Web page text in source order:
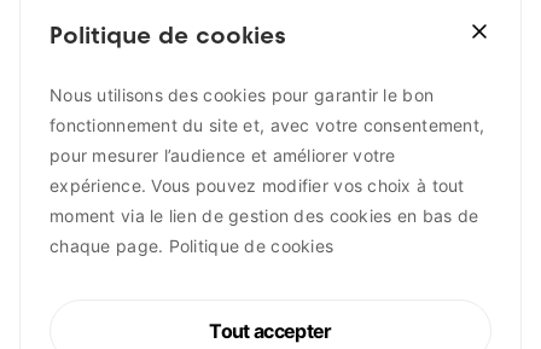
À propos
Bureau d’études
Développement territorial
In house
Maîtrise d’ouvrage
Participation citoyenne
Sources de financement
Je suis
un acteur public
une entreprise
un citoyen
LinkedIn
Instagram
Facebook
Youtube
Politique de cookies
Nous utilisons des cookies pour garantir le bon
fonctionnement du site et, avec votre consentement,
pour mesurer l’audience et améliorer votre
expérience. Vous pouvez modifier vos choix à tout
moment via le lien de gestion des cookies en bas de
chaque page. Politique de cookies
Tout accepter